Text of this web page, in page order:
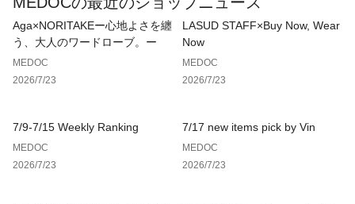
9号（cm）
着丈:56
身幅:79
Aga×NORITAKEー心地よさを纏
う、大人のワードローブ。ー
MEDOC
2026/7/23
LASUD STAFF×Buy Now, Wear
Now
MEDOC
2026/7/23
7/9-7/15 Weekly Ranking
MEDOC
2026/7/23
7/17 new items pick by Vin
MEDOC
2026/7/23